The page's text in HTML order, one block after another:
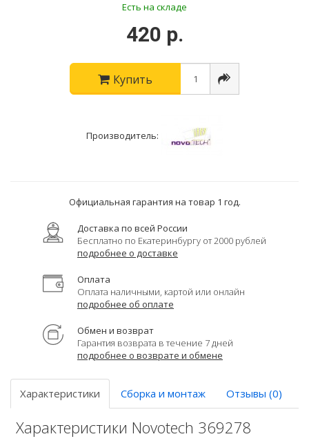
Есть на складе
420 р.
Купить
Производитель:
Официальная гарантия на товар 1 год.
Доставка по всей России
Бесплатно по Екатеринбургу от 2000 рублей
подробнее о доставке
Оплата
Оплата наличными, картой или онлайн
подробнее об оплате
Обмен и возврат
Гарантия возврата в течение 7 дней
подробнее о возврате и обмене
Характеристики Сборка и монтаж Отзывы (0)
Характеристики Novotech 369278